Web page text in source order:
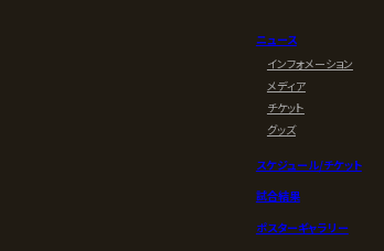
ニュース
インフォメーション
メディア
チケット
グッズ
スケジュール/チケット
試合結果
ポスターギャラリー